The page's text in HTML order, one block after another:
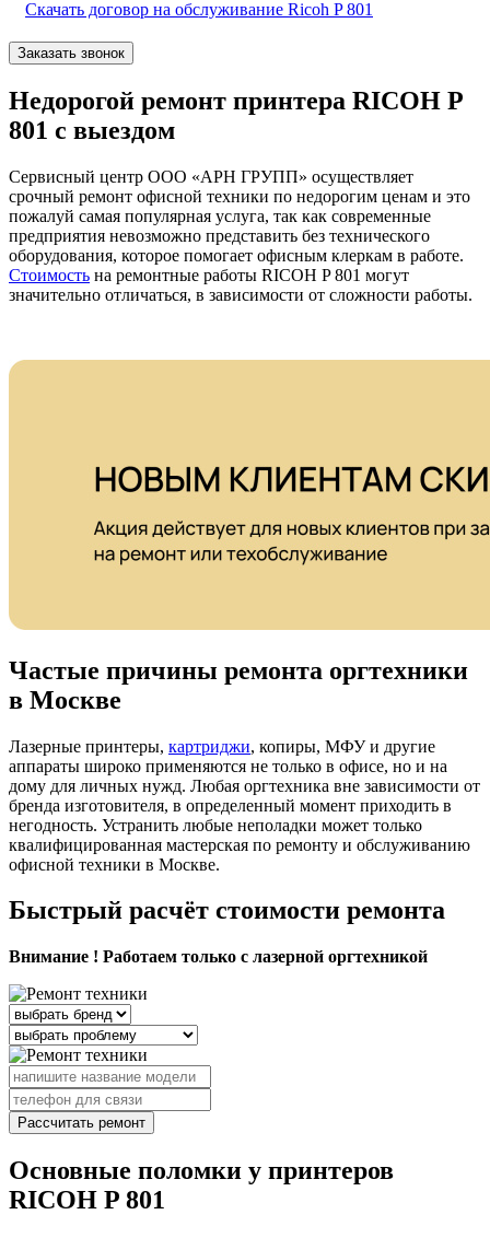
Скачать договор на обслуживание Ricoh P 801
Заказать звонок
Недорогой ремонт принтера RICOH P
801 с выездом
Сервисный центр ООО «АРН ГРУПП» осуществляет
срочный ремонт офисной техники по недорогим ценам и это
пожалуй самая популярная услуга, так как современные
предприятия невозможно представить без технического
оборудования, которое помогает офисным клеркам в работе.
Стоимость на ремонтные работы RICOH P 801 могут
значительно отличаться, в зависимости от сложности работы.
Частые причины ремонта оргтехники
в Москве
Лазерные принтеры, картриджи, копиры, МФУ и другие
аппараты широко применяются не только в офисе, но и на
дому для личных нужд. Любая оргтехника вне зависимости от
бренда изготовителя, в определенный момент приходить в
негодность. Устранить любые неполадки может только
квалифицированная мастерская по ремонту и обслуживанию
офисной техники в Москве.
Быстрый расчёт стоимости ремонта
Внимание ! Работаем только с лазерной оргтехникой
Рассчитать ремонт
Основные поломки у принтеров
RICOH P 801